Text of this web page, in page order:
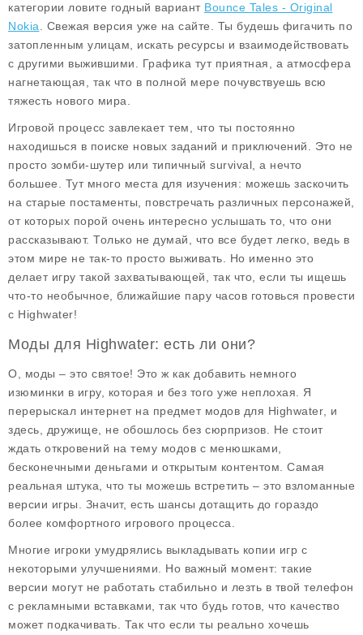
категории ловите годный вариант Bounce Tales - Original
Nokia . Свежая версия уже на сайте. Ты будешь фигачить по
затопленным улицам, искать ресурсы и взаимодействовать
с другими выжившими. Графика тут приятная, а атмосфера
нагнетающая, так что в полной мере почувствуешь всю
тяжесть нового мира.
Игровой процесс завлекает тем, что ты постоянно
находишься в поиске новых заданий и приключений. Это не
просто зомби-шутер или типичный survival, а нечто
большее. Тут много места для изучения: можешь заскочить
на старые постаменты, повстречать различных персонажей,
от которых порой очень интересно услышать то, что они
рассказывают. Только не думай, что все будет легко, ведь в
этом мире не так-то просто выживать. Но именно это
делает игру такой захватывающей, так что, если ты ищешь
что-то необычное, ближайшие пару часов готовься провести
с Highwater!
Моды для Highwater: есть ли они?
О, моды – это святое! Это ж как добавить немного
изюминки в игру, которая и без того уже неплохая. Я
перерыскал интернет на предмет модов для Highwater , и
здесь, дружище, не обошлось без сюрпризов. Не стоит
ждать откровений на тему модов с менюшками,
бесконечными деньгами и открытым контентом. Самая
реальная штука, что ты можешь встретить – это взломанные
версии игры. Значит, есть шансы дотащить до гораздо
более комфортного игрового процесса.
Многие игроки умудрялись выкладывать копии игр с
некоторыми улучшениями. Но важный момент: такие
версии могут не работать стабильно и лезть в твой телефон
с рекламными вставками, так что будь готов, что качество
может подкачивать. Так что если ты реально хочешь